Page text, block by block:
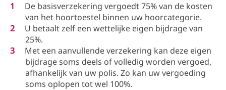
De basisverzekering vergoedt 75% van de kosten
van het hoortoestel binnen uw hoorcategorie.
U betaalt zelf een wettelijke eigen bijdrage van
25%.
Met een aanvullende verzekering kan deze eigen
bijdrage soms deels of volledig worden vergoed,
afhankelijk van uw polis. Zo kan uw vergoeding
soms oplopen tot wel 100%.